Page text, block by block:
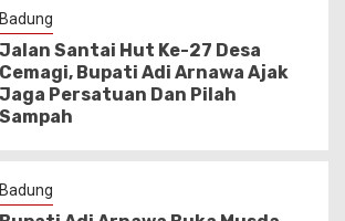
Badung
Jalan Santai Hut Ke-27 Desa
Cemagi, Bupati Adi Arnawa Ajak
Jaga Persatuan Dan Pilah
Sampah
Badung